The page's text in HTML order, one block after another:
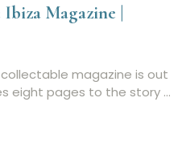
Magazine |
collectable magazine is out
eight pages to the story …